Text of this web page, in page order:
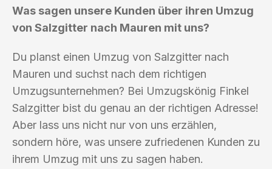
Was sagen unsere Kunden über ihren Umzug
von Salzgitter nach Mauren mit uns?
Du planst einen Umzug von Salzgitter nach
Mauren und suchst nach dem richtigen
Umzugsunternehmen? Bei Umzugskönig Finkel
Salzgitter bist du genau an der richtigen Adresse!
Aber lass uns nicht nur von uns erzählen,
sondern höre, was unsere zufriedenen Kunden zu
ihrem Umzug mit uns zu sagen haben.